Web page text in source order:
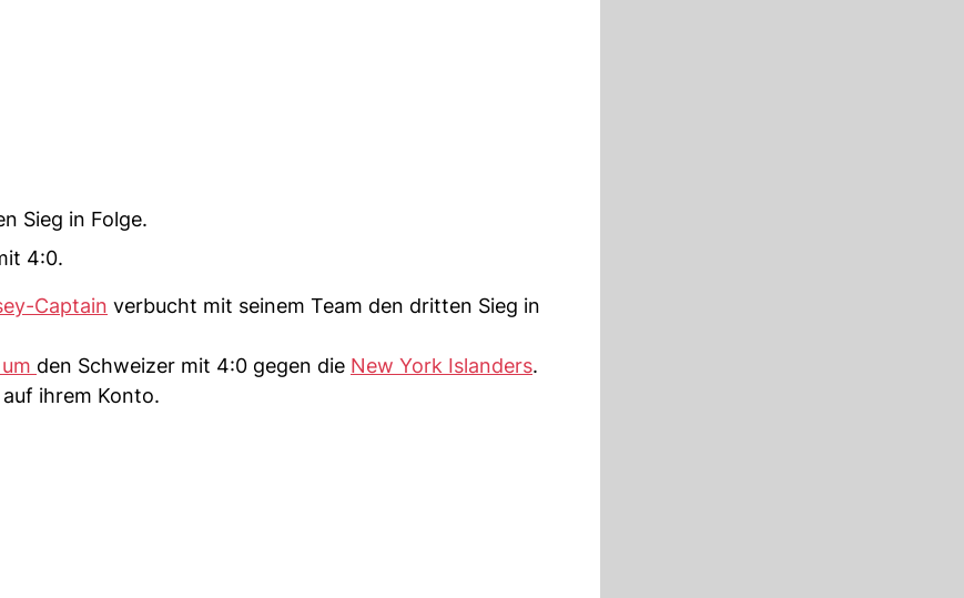
Sieg in Folge.
4:0.
Captain verbucht mit seinem Team den dritten Sieg in
den Schweizer mit 4:0 gegen die New York Islanders.
ihrem Konto.